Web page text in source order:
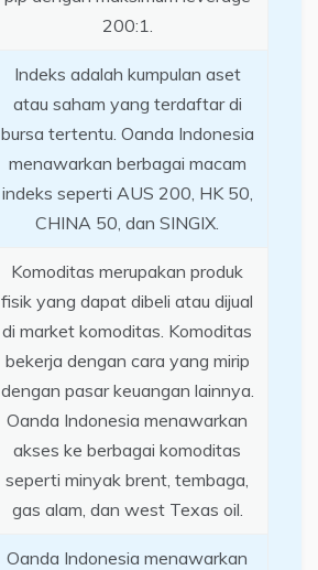
200:1.
Indeks adalah kumpulan aset
atau saham yang terdaftar di
bursa tertentu. Oanda Indonesia
menawarkan berbagai macam
indeks seperti AUS 200, HK 50,
CHINA 50, dan SINGIX.
Komoditas merupakan produk
fisik yang dapat dibeli atau dijual
di market komoditas. Komoditas
bekerja dengan cara yang mirip
dengan pasar keuangan lainnya.
Oanda Indonesia menawarkan
akses ke berbagai komoditas
seperti minyak brent, tembaga,
gas alam, dan west Texas oil.
Oanda Indonesia menawarkan